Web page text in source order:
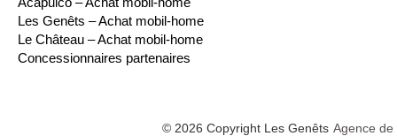
Les Genêts – Achat mobil-home
Le Château – Achat mobil-home
Concessionnaires partenaires
© 2026 Copyright Les Genêts Agence de